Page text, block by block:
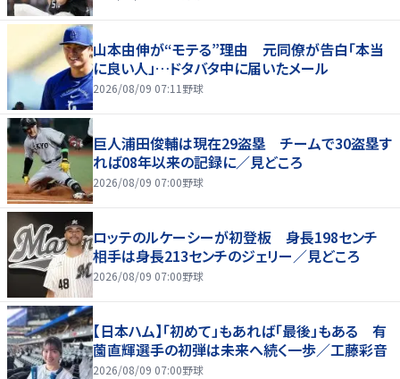
山本由伸が“モテる”理由 元同僚が告白「本当
に良い人」…ドタバタ中に届いたメール
2026/08/09 07:11 野球
巨人浦田俊輔は現在29盗塁 チームで30盗塁す
れば08年以来の記録に／見どころ
2026/08/09 07:00野球
ロッテのルケーシーが初登板 身長198センチ
相手は身長213センチのジェリー／見どころ
2026/08/09 07:00野球
【日本ハム】「初めて」もあれば「最後」もある 有
薗直輝選手の初弾は未来へ続く一歩／工藤彩音
2026/08/09 07:00野球